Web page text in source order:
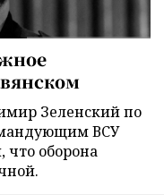
Зеленский по
ВСУ
оборона